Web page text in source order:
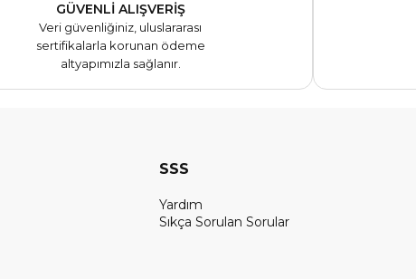
GÜVENLİ ALIŞVERİŞ
Veri güvenliğiniz, uluslararası
sertifikalarla korunan ödeme
altyapımızla sağlanır.
SSS
Yardım
Sıkça Sorulan Sorular